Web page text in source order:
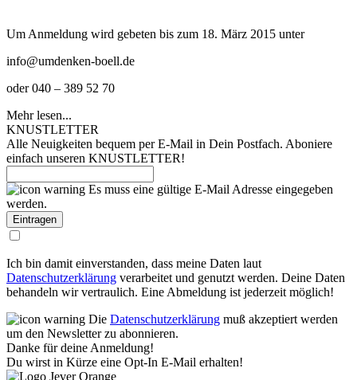
Um Anmeldung wird gebeten bis zum 18. März 2015 unter
info@umdenken-boell.de
oder 040 – 389 52 70
Mehr lesen...
KNUSTLETTER
Alle Neuigkeiten bequem per E-Mail in Dein Postfach. Aboniere
einfach unseren KNUSTLETTER!
Es muss eine gültige E-Mail Adresse eingegeben
werden.
Ich bin damit einverstanden, dass meine Daten laut
Datenschutzerklärung verarbeitet und genutzt werden. Deine Daten
behandeln wir vertraulich. Eine Abmeldung ist jederzeit möglich!
Die Datenschutzerklärung muß akzeptiert werden
um den Newsletter zu abonnieren.
Danke für deine Anmeldung!
Du wirst in Kürze eine Opt-In E-Mail erhalten!